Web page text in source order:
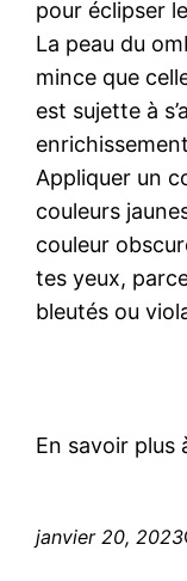
pour éclipser
La peau du
mince que
est sujette à
Appliquer un
couleurs
couleur
tes yeux,
bleutés ou
En savoir plus
janvier 20, 2023